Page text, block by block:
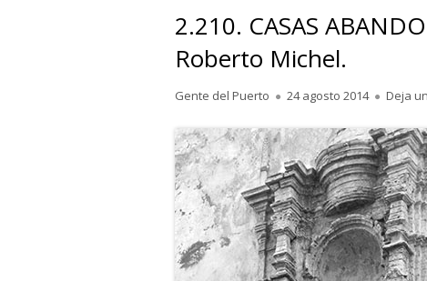
2.210. CASAS
Roberto Michel.
Autor
Gente del Puerto
Publicado
24 agosto 2014 Deja